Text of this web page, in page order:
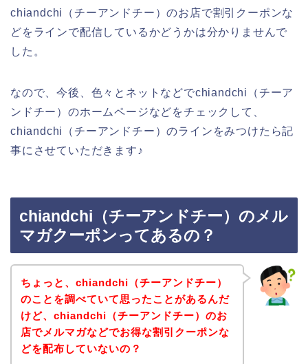
chiandchi（チーアンドチー）のお店で割引クーポンな
どをラインで配信しているかどうかは分かりませんで
した。
なので、今後、色々とネットなどでchiandchi（チーア
ンドチー）のホームページなどをチェックして、
chiandchi（チーアンドチー）のラインをみつけたら記
事にさせていただきます♪
chiandchi（チーアンドチー）のメル
マガクーポンってあるの？
ちょっと、chiandchi（チーアンドチー）
のことを調べていて思ったことがあるんだ
けど、chiandchi（チーアンドチー）のお
店でメルマガなどでお得な割引クーポンな
どを配布していないの？